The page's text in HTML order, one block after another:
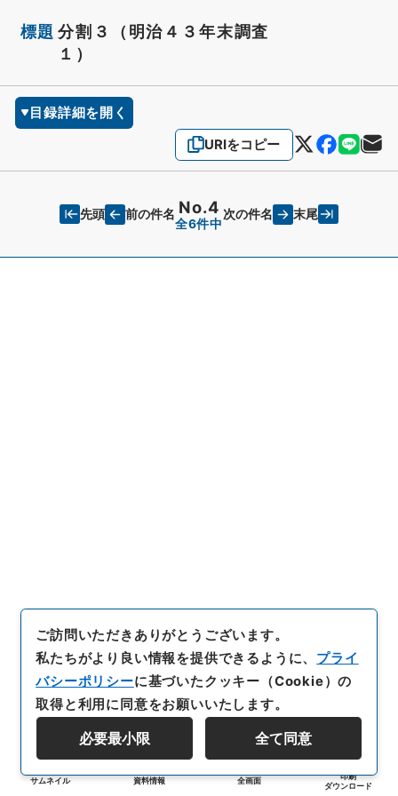
標題 分割３（明治４３年末調査
１）
目録詳細を開く
URIをコピー
先頭 前の件名 No.4
全6件中
次の件名 末尾
サムネイル 資料情報 全画面
印刷
ダウンロード
ご訪問いただきありがとうございます。
私たちがより良い情報を提供できるように、 プライ
バシーポリシーに基づいたクッキー（Cookie）の
取得と利用に同意をお願いいたします。
必要最小限 全て同意